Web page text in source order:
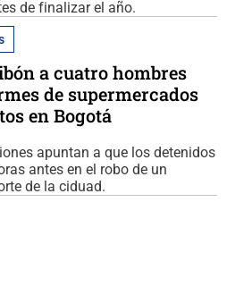
de finalizar el año.
a cuatro hombres
de supermercados
en Bogotá
apuntan a que los detenidos
antes en el robo de un
de la ciduad.